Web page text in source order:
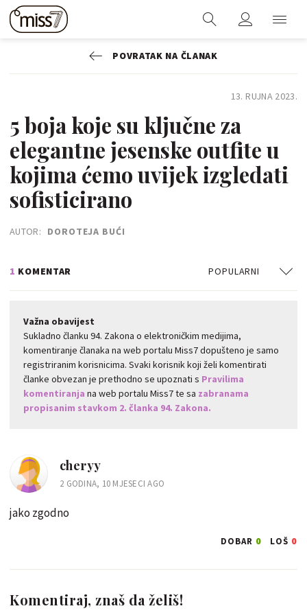
POVRATAK NA ČLANAK
13. RUJNA 2023.
5 boja koje su ključne za
elegantne jesenske outfite u
kojima ćemo uvijek izgledati
sofisticirano
AUTOR: DOROTEJA BUĆI
1 KOMENTAR POPULARNI
Važna obavijest
Sukladno članku 94. Zakona o elektroničkim medijima,
komentiranje članaka na web portalu Miss7 dopušteno je samo
registriranim korisnicima. Svaki korisnik koji želi komentirati
članke obvezan je prethodno se upoznati s Pravilima
komentiranja na web portalu Miss7 te sa zabranama
propisanim stavkom 2. članka 94. Zakona.
cheryy
2 GODINA, 10 MJESECI AGO
jako zgodno
DOBAR 0 LOŠ 0
Komentiraj, znaš da želiš!